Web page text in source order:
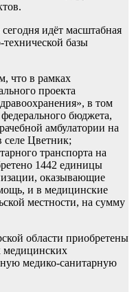
идёт масштабная
базы
что в рамках
проекта
в том
бюджета,
амбулатории на
Цветник;
транспорта на
1442 единицы
оказывающие
и в медицинские
местности, на сумму
области приобретены
медицинских
медико-санитарную